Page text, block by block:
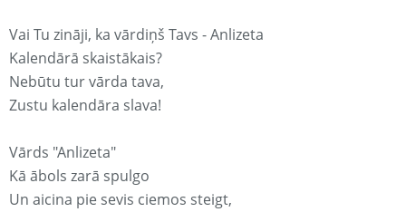
Vai Tu zināji, ka vārdiņš Tavs - Anlizeta
Kalendārā skaistākais?
Nebūtu tur vārda tava,
Zustu kalendāra slava!
Vārds "Anlizeta"
Kā ābols zarā spulgo
Un aicina pie sevis ciemos steigt,